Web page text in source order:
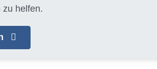
zu helfen.